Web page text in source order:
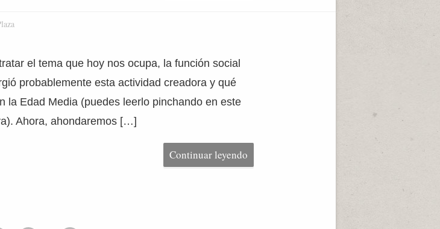
el tema que hoy nos ocupa, la función social
probablemente esta actividad creadora y qué
la Edad Media (puedes leerlo pinchando en este
Ahora, ahondaremos […]
Continuar leyendo